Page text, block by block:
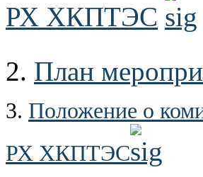
РХ ХКПТЭС
2. План
3. Положение о
РХ ХКПТЭС